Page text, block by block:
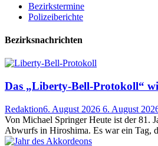
Bezirkstermine
Polizeiberichte
Bezirksnachrichten
Das „Liberty-Bell-Protokoll“
Redaktion6. August 2026 6. August
Von Michael Springer Heute ist der 81.
Abwurfs in Hiroshima. Es war ein Tag,